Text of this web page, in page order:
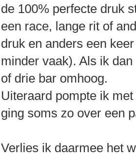
de 100% perfecte druk
een race, lange rit of
druk en anders een
minder vaak). Als ik
of drie bar omhoog.
Uiteraard pompte ik
ging soms zo over een
Verlies ik daarmee het